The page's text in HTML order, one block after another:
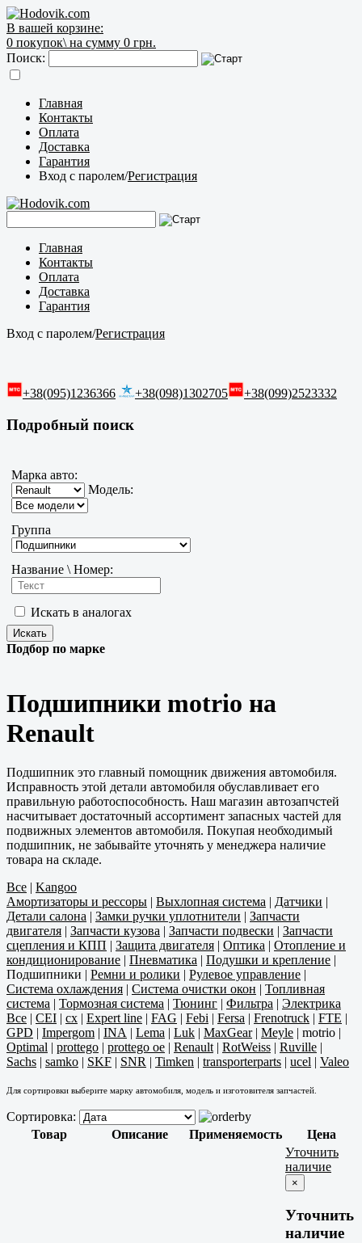
В вашей корзине:
0 покупок\ на сумму 0 грн.
Поиск:
Главная
Контакты
Оплата
Доставка
Гарантия
Вход с паролем/Регистрация
Главная
Контакты
Оплата
Доставка
Гарантия
Вход с паролем/Регистрация
+38(095)1236366 +38(098)1302705 +38(099)2523332
Подробный поиск
Марка авто:
Модель:
Группа
Название \ Номер:
Искать в аналогах
Подбор по марке
Подшипники motrio на
Renault
Подшипник это главный помощник движения автомобиля.
Исправность этой детали автомобиля обуславливает его
правильную работоспособность. Наш магазин автозапчстей
насчитывает достаточный ассортимент запасных частей для
подвижных элементов автомобиля. Покупая необходимый
подшипник, не забывайте уточнять у менеджера наличие
товара на складе.
Все | Kangoo
Амортизаторы и рессоры | Выхлопная система | Датчики |
Детали салона | Замки ручки уплотнители | Запчасти
двигателя | Запчасти кузова | Запчасти подвески | Запчасти
сцепления и КПП | Защита двигателя | Оптика | Отопление и
кондиционирование | Пневматика | Подушки и крепление |
Подшипники | Ремни и ролики | Рулевое управление |
Система охлаждения | Система очистки окон | Топливная
система | Тормозная система | Тюнинг | Фильтра | Электрика
Все | CEI | cx | Expert line | FAG | Febi | Fersa | Frenotruck | FTE |
GPD | Impergom | INA | Lema | Luk | MaxGear| Meyle | motrio |
Optimal | prottego | prottego oe | Renault | RotWeiss | Ruville |
Sachs | samko | SKF | SNR | Timken | transporterparts | ucel | Valeo
Для сортировки выберите марку автомобиля, модель и изготовителя запчастей.
Сортировка:
Товар
Описание Применяемость Цена
Уточнить
наличие
×
Уточнить
наличие